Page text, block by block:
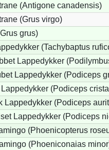
(Antigone canadensis)
(Grus virgo)
grus)
(Tachybaptus
Lappedykker
Lappedykker (Podiceps
(Podiceps
Lappedykker (Podiceps
Lappedykker (Podiceps
(Phoenicopterus
(Phoeniconaias